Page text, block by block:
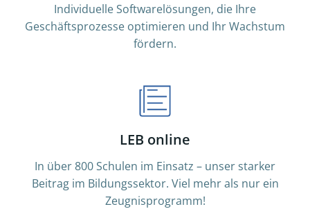
Individuelle Softwarelösungen, die Ihre
Geschäftsprozesse optimieren und Ihr Wachstum
fördern.
LEB online
In über 800 Schulen im Einsatz – unser starker
Beitrag im Bildungssektor. Viel mehr als nur ein
Zeugnisprogramm!